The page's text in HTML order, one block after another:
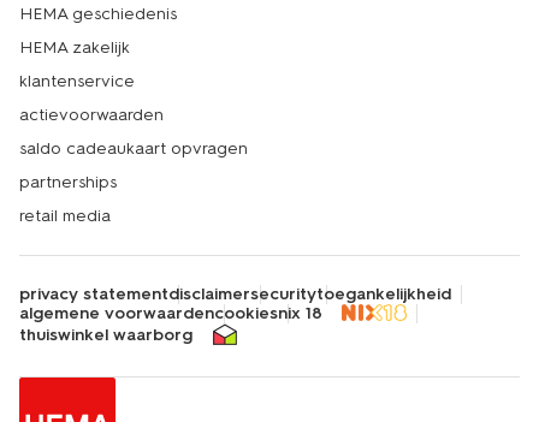
HEMA geschiedenis
HEMA zakelijk
klantenservice
actievoorwaarden
saldo cadeaukaart opvragen
partnerships
retail media
privacy statementdisclaimersecuritytoegankelijkheid
algemene voorwaardencookiesnix 18
thuiswinkel waarborg